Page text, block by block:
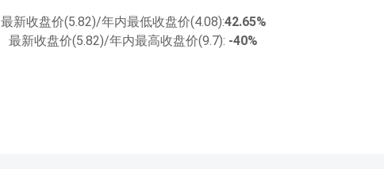
最新收盘价(5.82)/年内最低收盘价(4.08):42.65%
最新收盘价(5.82)/年内最高收盘价(9.7): -40%